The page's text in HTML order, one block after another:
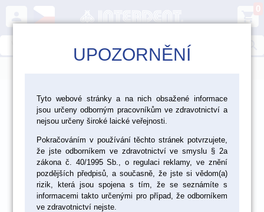
person shopping_cart
0
> Laboratoř > Zhotovení modelu > Dentální sádry
Dentální sádry typ III
UPOZORNĚNÍ
Tyto webové stránky a na nich obsažené informace
jsou určeny odborným pracovníkům ve zdravotnictví a
nejsou určeny široké laické veřejnosti.
Pokračováním v používání těchto stránek potvrzujete,
že jste odborníkem ve zdravotnictví ve smyslu § 2a
zákona č. 40/1995 Sb., o regulaci reklamy, ve znění
pozdějších předpisů, a současně, že jste si vědom(a)
rizik, která jsou spojena s tím, že se seznámíte s
informacemi takto určenými pro případ, že odborníkem
ve zdravotnictví nejste.